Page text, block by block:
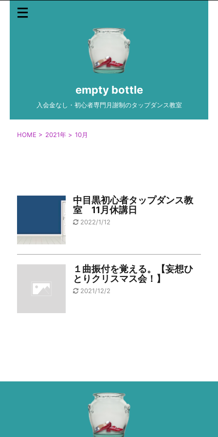
empty bottle
入会金なし・初心者専門月謝制のタップダンス教室
HOME > 2021年 > 10月
中目黒初心者タップダンス教
室 11月休講日
2022/1/12
１曲振付を覚える。【妄想ひ
とりクリスマス会！】
2021/12/2